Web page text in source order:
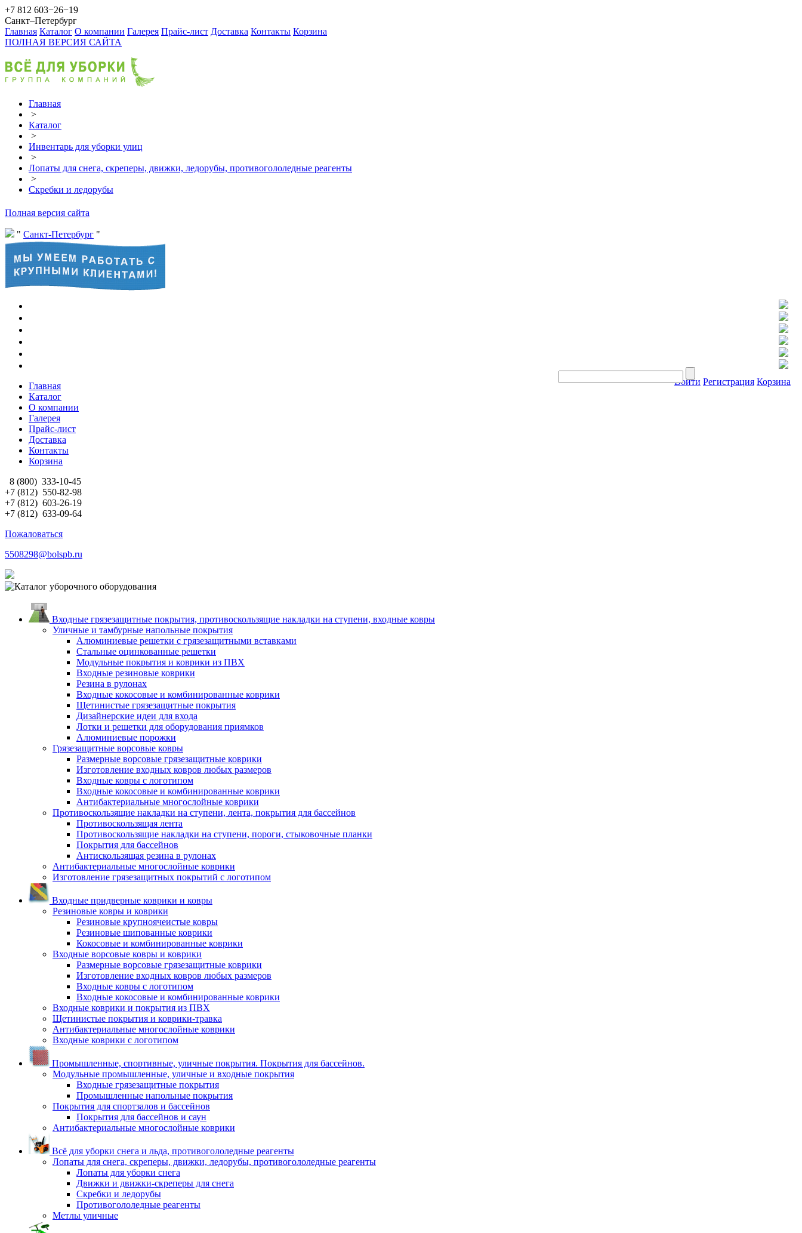
+7 812 603−26−19
Санкт–Петербург
Главная Каталог О компании Галерея Прайс-лист Доставка Контакты Корзина
ПОЛНАЯ ВЕРСИЯ САЙТА
Главная
>
Каталог
>
Инвентарь для уборки улиц
>
Лопаты для снега, скреперы, движки, ледорубы, противогололедные реагенты
>
Скребки и ледорубы
Полная версия сайта
Санкт-Петербург
Войти Регистрация Корзина
Главная
Каталог
О компании
Галерея
Прайс-лист
Доставка
Контакты
Корзина
8 (800) 333-10-45
+7 (812) 550-82-98
+7 (812) 603-26-19
+7 (812) 633-09-64
Пожаловаться
5508298@bolspb.ru
Входные грязезащитные покрытия, противоскользящие накладки на ступени, входные ковры
Уличные и тамбурные напольные покрытия
Алюминиевые решетки с грязезащитными вставками
Стальные оцинкованные решетки
Модульные покрытия и коврики из ПВХ
Входные резиновые коврики
Резина в рулонах
Входные кокосовые и комбинированные коврики
Щетинистые грязезащитные покрытия
Дизайнерские идеи для входа
Лотки и решетки для оборудования приямков
Алюминиевые порожки
Грязезащитные ворсовые ковры
Размерные ворсовые грязезащитные коврики
Изготовление входных ковров любых размеров
Входные ковры с логотипом
Входные кокосовые и комбинированные коврики
Антибактериальные многослойные коврики
Противоскользящие накладки на ступени, лента, покрытия для бассейнов
Противоскользящая лента
Противоскользящие накладки на ступени, пороги, стыковочные планки
Покрытия для бассейнов
Антискользящая резина в рулонах
Антибактериальные многослойные коврики
Изготовление грязезащитных покрытий с логотипом
Входные придверные коврики и ковры
Резиновые ковры и коврики
Резиновые крупноячеистые ковры
Резиновые шипованные коврики
Кокосовые и комбинированные коврики
Входные ворсовые ковры и коврики
Размерные ворсовые грязезащитные коврики
Изготовление входных ковров любых размеров
Входные ковры с логотипом
Входные кокосовые и комбинированные коврики
Входные коврики и покрытия из ПВХ
Щетинистые покрытия и коврики-травка
Антибактериальные многослойные коврики
Входные коврики с логотипом
Промышленные, спортивные, уличные покрытия. Покрытия для бассейнов.
Модульные промышленные, уличные и входные покрытия
Входные грязезащитные покрытия
Промышленные напольные покрытия
Покрытия для спортзалов и бассейнов
Покрытия для бассейнов и саун
Антибактериальные многослойные коврики
Всё для уборки снега и льда, противогололедные реагенты
Лопаты для снега, скреперы, движки, ледорубы, противогололедные реагенты
Лопаты для уборки снега
Движки и движки-скреперы для снега
Скребки и ледорубы
Противогололедные реагенты
Метлы уличные